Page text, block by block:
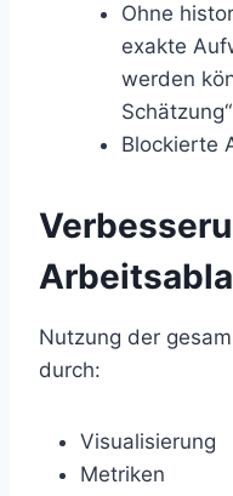
Ohne
exakte
werden
Blockierte
Nutzung der
durch:
Visualisierung
Metriken